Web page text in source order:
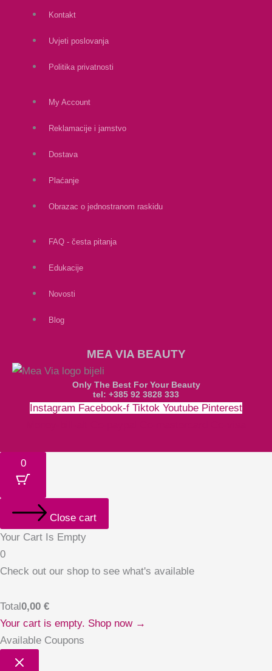
Kontakt
Uvjeti poslovanja
Politika privatnosti
My Account
Reklamacije i jamstvo
Dostava
Plaćanje
Obrazac o jednostranom raskidu
FAQ - česta pitanja
Edukacije
Novosti
Blog
MEA VIA BEAUTY
Only The Best For Your Beauty
tel: +385 92 3828 333
Instagram Facebook-f Tiktok Youtube Pinterest
0
Close cart
Your Cart Is Empty
0
Check out our shop to see what's available
Total0,00 €
Your cart is empty. Shop now →
Available Coupons